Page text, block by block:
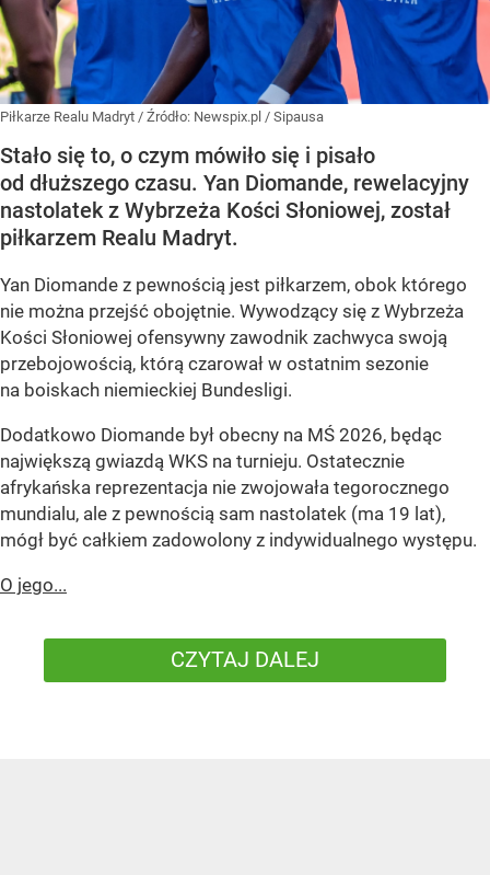
Piłkarze Realu Madryt / Źródło: Newspix.pl / Sipausa
Stało się to, o czym mówiło się i pisało
od dłuższego czasu. Yan Diomande, rewelacyjny
nastolatek z Wybrzeża Kości Słoniowej, został
piłkarzem Realu Madryt.
Yan Diomande z pewnością jest piłkarzem, obok którego
nie można przejść obojętnie. Wywodzący się z Wybrzeża
Kości Słoniowej ofensywny zawodnik zachwyca swoją
przebojowością, którą czarował w ostatnim sezonie
na boiskach niemieckiej Bundesligi.
Dodatkowo Diomande był obecny na MŚ 2026, będąc
największą gwiazdą WKS na turnieju. Ostatecznie
afrykańska reprezentacja nie zwojowała tegorocznego
mundialu, ale z pewnością sam nastolatek (ma 19 lat),
mógł być całkiem zadowolony z indywidualnego występu.
O jego...
CZYTAJ DALEJ